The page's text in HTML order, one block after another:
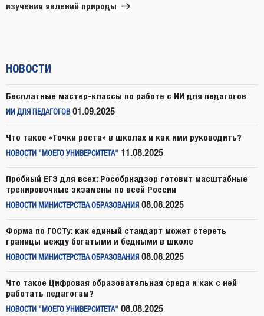
изучения явлений природы
НОВОСТИ
Бесплатные мастер-классы по работе с ИИ для педагогов
ИИ ДЛЯ ПЕДАГОГОВ 01.09.2025
Что такое «Точки роста» в школах и как ими руководить?
НОВОСТИ "МОЕГО УНИВЕРСИТЕТА" 11.08.2025
Пробный ЕГЭ для всех: Рособрнадзор готовит масштабные
тренировочные экзамены по всей России
НОВОСТИ МИНИСТЕРСТВА ОБРАЗОВАНИЯ 08.08.2025
Форма по ГОСТу: как единый стандарт может стереть
границы между богатыми и бедными в школе
НОВОСТИ МИНИСТЕРСТВА ОБРАЗОВАНИЯ 08.08.2025
Что такое Цифровая образовательная среда и как с ней
работать педагогам?
НОВОСТИ "МОЕГО УНИВЕРСИТЕТА" 08.08.2025